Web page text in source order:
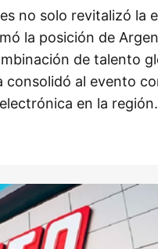
no solo revitalizó la
la posición de
de talento
consolidó al evento
en la región.